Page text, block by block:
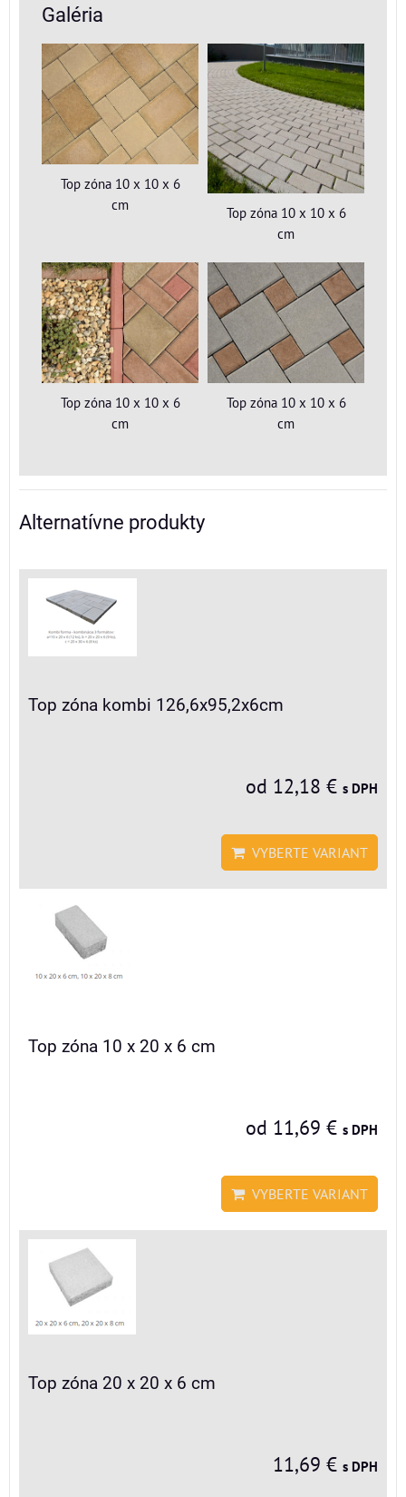
Galéria
Top zóna 10 x 10 x 6
cm
Top zóna 10 x 10 x 6
cm
Top zóna 10 x 10 x 6
cm
Top zóna 10 x 10 x 6
cm
Alternatívne produkty
Top zóna kombi 126,6x95,2x6cm
od 12,18 € s DPH
VYBERTE VARIANT
Top zóna 10 x 20 x 6 cm
od 11,69 € s DPH
VYBERTE VARIANT
Top zóna 20 x 20 x 6 cm
11,69 € s DPH